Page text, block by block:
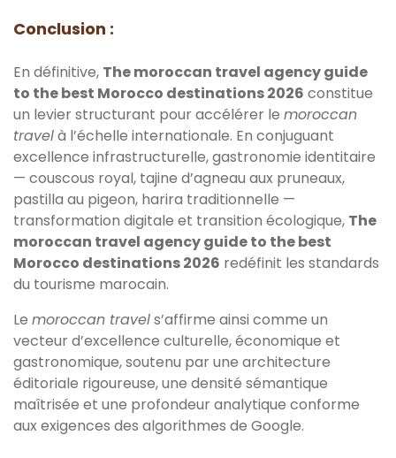
Conclusion :
En définitive, The moroccan travel agency guide
to the best Morocco destinations 2026 constitue
un levier structurant pour accélérer le moroccan
travelà l’échelle internationale. En conjuguant
excellence infrastructurelle, gastronomie identitaire
— couscous royal, tajine d’agneau aux pruneaux,
pastilla au pigeon, harira traditionnelle —
transformation digitale et transition écologique, The
moroccan travel agency guide to the best
Morocco destinations 2026 redéfinit les standards
du tourisme marocain.
Le moroccan travels’affirme ainsi comme un
vecteur d’excellence culturelle, économique et
gastronomique, soutenu par une architecture
éditoriale rigoureuse, une densité sémantique
maîtrisée et une profondeur analytique conforme
aux exigences des algorithmes de Google.